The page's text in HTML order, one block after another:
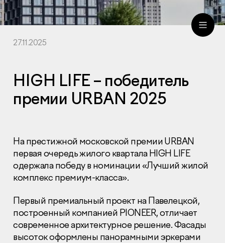
27.11.2025
HIGH LIFE – победитель
премии URBAN 2025
На престижной московской премии URBAN
первая очередь жилого квартала HIGH LIFE
одержала победу в номинации «Лучший жилой
комплекс премиум-класса».
Первый премиальный проект на Павелецкой,
построенный компанией PIONEER, отличает
современное архитектурное решение. Фасады
высоток оформлены панорамными эркерами